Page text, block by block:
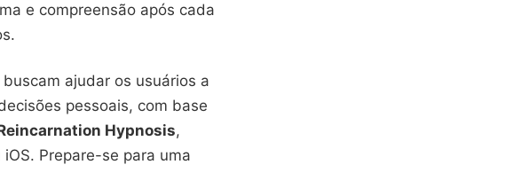
e compreensão após cada
ajudar os usuários a
pessoais, com base
Hypnosis,
Prepare-se para uma